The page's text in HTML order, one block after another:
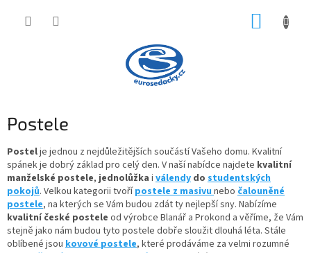
Postele
Postelje jednou z nejdůležitějších součástí Vašeho domu. Kvalitní
spánek je dobrý základ pro celý den. V naší nabídce najdete kvalitní
manželské postele, jednolůžka i válendy do studentských
pokojů. Velkou kategorii tvořípostele z masivu nebo čalouněné
postele, na kterých se Vám budou zdát ty nejlepší sny. Nabízíme
kvalitní české postele od výrobce Blanář a Prokond a věříme, že Vám
stejně jako nám budou tyto postele dobře sloužit dlouhá léta. Stále
oblíbené jsou kovové postele, které prodáváme za velmi rozumné